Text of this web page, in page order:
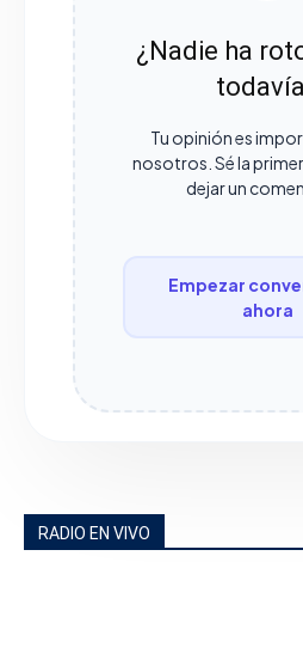
¿Nadie ha
Tu opinión es
nosotros. Sé la
dejar un
Empezar
ahora
RADIO EN VIVO